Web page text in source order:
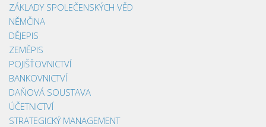
ZÁKLADY SPOLEČENSKÝCH VĚD
NĚMČINA
DĚJEPIS
ZEMĚPIS
POJIŠŤOVNICTVÍ
BANKOVNICTVÍ
DAŇOVÁ SOUSTAVA
ÚČETNICTVÍ
STRATEGICKÝ MANAGEMENT